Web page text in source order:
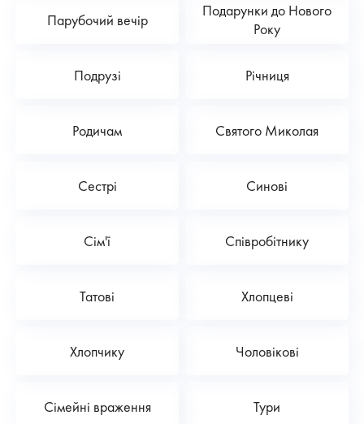
Парубочий вечір
Подарунки до Нового
Року
Подрузі Річниця
Родичам Святого Миколая
Сестрі Синові
Сім'ї Співробітнику
Татові Хлопцеві
Хлопчику Чоловікові
Сімейні враження Тури